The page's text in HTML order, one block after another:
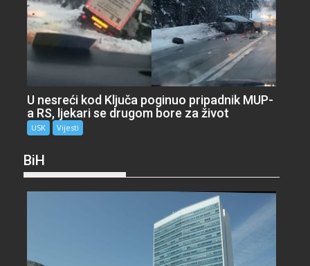
U nesreći kod Ključa poginuo pripadnik MUP-
a RS, ljekari se drugom bore za život
USK Vijesti
BiH